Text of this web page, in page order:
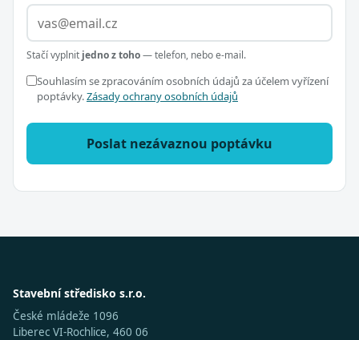
Stačí vyplnit jedno z toho— telefon, nebo e-mail.
Souhlasím se zpracováním osobních údajů za účelem vyřízení
poptávky.Zásady ochrany osobních údajů
Poslat nezávaznou poptávku
Stavební středisko s.r.o.
České mládeže 1096
Liberec VI-Rochlice, 460 06